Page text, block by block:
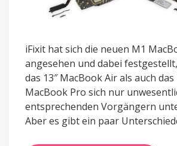
iFixit hat sich die neuen M1
angesehen und dabei
das 13″ MacBook Air als auch das
MacBook Pro sich nur
entsprechenden Vorgängern
Aber es gibt ein paar